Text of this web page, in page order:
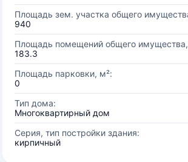
Площадь зем. участка общего
940
Площадь помещений общего
183.3
Площадь парковки, м²:
0
Тип дома:
Многоквартирный дом
Серия, тип постройки здания:
кирпичный